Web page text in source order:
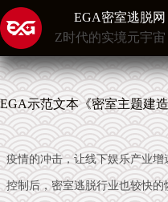
跳
至
内
容
EGA密室逃脱网
Z时代的实境元宇宙
EGA示范文本《密室主题建
疫情的冲击，让线下娱乐产业
控制后，密室逃脱行业也较快